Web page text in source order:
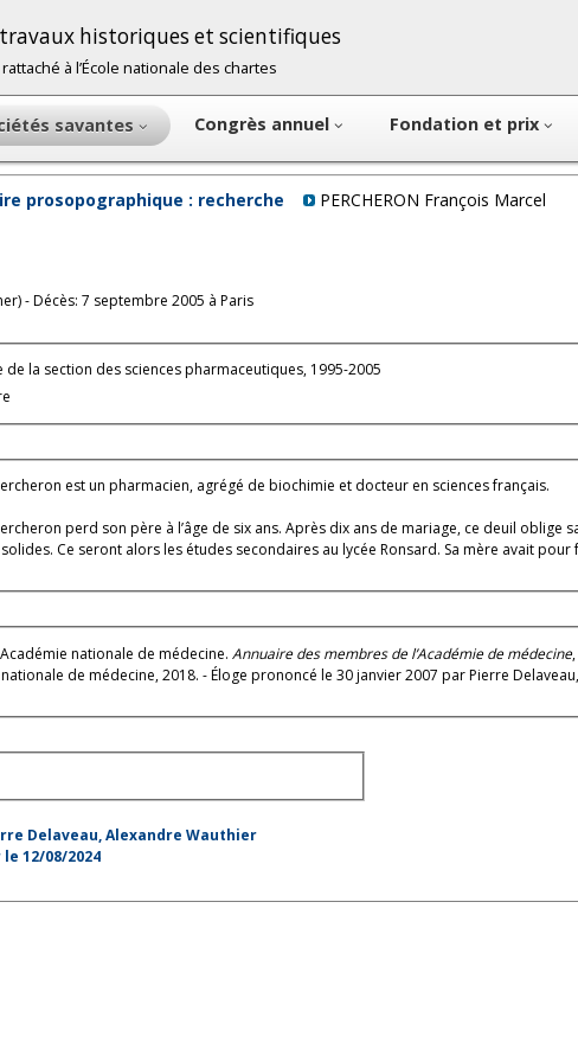
historiques et scientifiques
à l’École nationale des chartes
savantes Congrès annuel Fondation et prix
prosopographique : recherche PERCHERON François Marcel
- Décès: 7 septembre 2005 à Paris
de la section des sciences pharmaceutiques, 1995-2005
est un pharmacien, agrégé de biochimie et docteur en sciences français.
perd son père à l’âge de six ans. Après dix ans de mariage, ce deuil oblige
Ce seront alors les études secondaires au lycée Ronsard. Sa mère avait
nationale de médecine.Annuaire des membres de l’Académie de médecine
de médecine, 2018. - Éloge prononcé le 30 janvier 2007 par Pierre Delaveau,
Delaveau, Alexandre Wauthier
12/08/2024